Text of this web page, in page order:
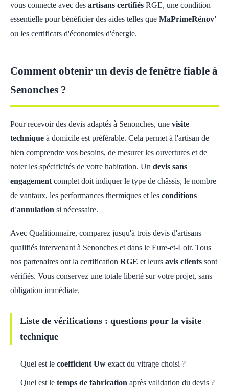
vous connecte avec des artisans certifiés RGE, une condition
essentielle pour bénéficier des aides telles que MaPrimeRénov'
ou les certificats d'économies d'énergie.
Comment obtenir un devis de fenêtre fiable à
Senonches ?
Pour recevoir des devis adaptés à Senonches, une visite
technique à domicile est préférable. Cela permet à l'artisan de
bien comprendre vos besoins, de mesurer les ouvertures et de
noter les spécificités de votre habitation. Un devis sans
engagement complet doit indiquer le type de châssis, le nombre
de vantaux, les performances thermiques et les conditions
d'annulation si nécessaire.
Avec Qualitionnaire, comparez jusqu'à trois devis d'artisans
qualifiés intervenant à Senonches et dans le Eure-et-Loir. Tous
nos partenaires ont la certification RGE et leurs avis clients sont
vérifiés. Vous conservez une totale liberté sur votre projet, sans
obligation immédiate.
Liste de vérifications : questions pour la visite
technique
Quel est le coefficient Uw exact du vitrage choisi ?
Quel est le temps de fabrication après validation du devis ?